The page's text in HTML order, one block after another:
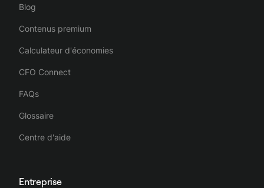
Blog
Contenus premium
Calculateur d'économies
CFO Connect
FAQs
Glossaire
Centre d'aide
Entreprise